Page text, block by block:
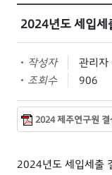
2024년도 세입세
작성자
관리
조회수
906
2024 제주연구원
2024년도 세입세출